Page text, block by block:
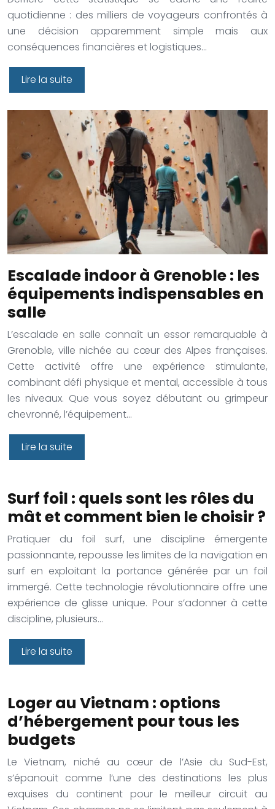
quotidienne : des milliers de voyageurs confrontés à
une décision apparemment simple mais aux
conséquences financières et logistiques…
Lire la suite
Escalade indoor à Grenoble : les
équipements indispensables en
salle
L’escalade en salle connaît un essor remarquable à
Grenoble, ville nichée au cœur des Alpes françaises.
Cette activité offre une expérience stimulante,
combinant défi physique et mental, accessible à tous
les niveaux. Que vous soyez débutant ou grimpeur
chevronné, l’équipement…
Lire la suite
Surf foil : quels sont les rôles du
mât et comment bien le choisir ?
Pratiquer du foil surf, une discipline émergente
passionnante, repousse les limites de la navigation en
surf en exploitant la portance générée par un foil
immergé. Cette technologie révolutionnaire offre une
expérience de glisse unique. Pour s’adonner à cette
discipline, plusieurs…
Lire la suite
Loger au Vietnam : options
d’hébergement pour tous les
budgets
Le Vietnam, niché au cœur de l’Asie du Sud-Est,
s’épanouit comme l’une des destinations les plus
exquises du continent pour le meilleur circuit au